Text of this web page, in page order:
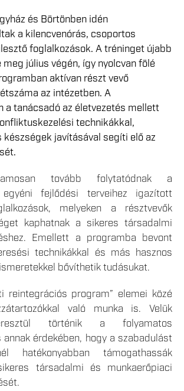
és Börtönben idén
a kilencvenórás, csoportos
foglalkozások. A tréninget újabb
július végén, így nyolcvan fölé
aktívan részt vevő
az intézetben. A
a tanácsadó az életvezetés mellett
technikákkal,
javításával segíti elő az
tovább folytatódnak a
fejlődési terveihez igazított
melyeken a résztvevők
kaphatnak a sikeres társadalmi
Emellett a programba bevont
technikákkal és más hasznos
bővíthetik tudásukat.
reintegrációs program” elemei közé
való munka is. Velük
történik a folyamatos
érdekében, hogy a szabadulást
hatékonyabban támogathassák
társadalmi és munkaerőpiaci